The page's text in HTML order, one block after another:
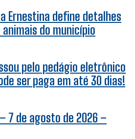
Ernestina define detalhes
do município
pelo pedágio eletrônico
ser paga em até 30 dias!
7 de agosto de 2026 –